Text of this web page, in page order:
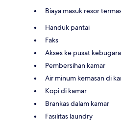
Biaya masuk resor
Handuk pantai
Faks
Akses ke pusat
Pembersihan kamar
Air minum kemasan di
Kopi di kamar
Brankas dalam kamar
Fasilitas laundry